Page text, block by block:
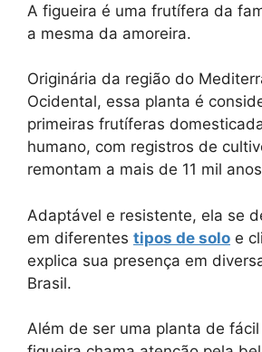
A figueira é uma frutífera da
a mesma da amoreira.
Originária da região do
Ocidental, essa planta é
primeiras frutíferas
humano, com registros de
remontam a mais de 11 mil
Adaptável e resistente, ela se
em diferentes tipos de solo e
explica sua presença em
Brasil.
Além de ser uma planta de